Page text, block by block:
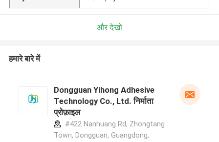
और देखो
हमारे बारे में
Dongguan Yihong Adhesive
Technology Co., Ltd. निर्माता
प्रोफ़ाइल
#422 Nanhuang Rd, Zhongtang
Town, Dongguan, Guangdong,